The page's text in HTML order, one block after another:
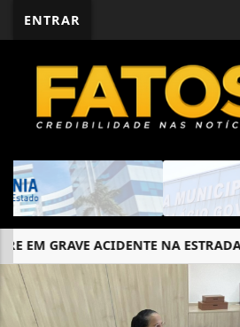
ENTRAR
GRAVE ACIDENTE NA ESTRADA
EM ALTA